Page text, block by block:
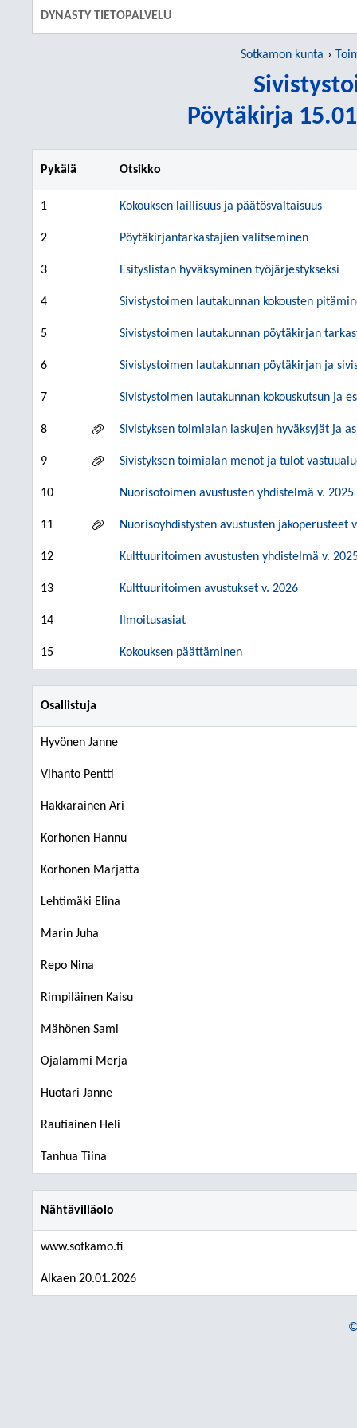
DYNASTY TIETOPALVELU
Sotkamon kunta
Pöytäkirja
Pykälä Otsikko
1 Kokouksen laillisuus ja päätösvaltaisuus
2 Pöytäkirjantarkastajien valitseminen
3 Esityslistan hyväksyminen työjärjestykseksi
4 Sivistystoimen lautakunnan kokousten
5 Sivistystoimen lautakunnan pöytäkirjan
6 Sivistystoimen lautakunnan pöytäkirjan ja
7 Sivistystoimen lautakunnan kokouskutsun ja
8 Sivistyksen toimialan laskujen hyväksyjät ja
9 Sivistyksen toimialan menot ja tulot
10 Nuorisotoimen avustusten yhdistelmä v. 2025
11 Nuorisoyhdistysten avustusten jakoperusteet
12 Kulttuuritoimen avustusten yhdistelmä v.
13 Kulttuuritoimen avustukset v. 2026
14 Ilmoitusasiat
15 Kokouksen päättäminen
Osallistuja
Hyvönen Janne
Vihanto Pentti
Hakkarainen Ari
Korhonen Hannu
Korhonen Marjatta
Lehtimäki Elina
Marin Juha
Repo Nina
Rimpiläinen Kaisu
Mähönen Sami
Ojalammi Merja
Huotari Janne
Rautiainen Heli
Tanhua Tiina
Nähtävilläolo
www.sotkamo.fi
Alkaen 20.01.2026